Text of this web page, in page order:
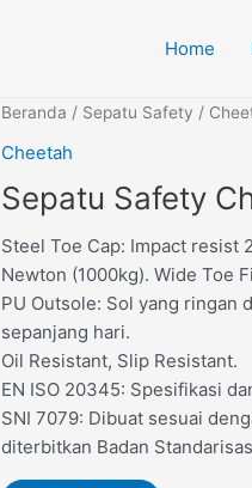
Home
Beranda / Sepatu Safety /
Cheetah
Sepatu Safety
Steel Toe Cap: Impact resist
Newton (1000kg). Wide Toe
PU Outsole: Sol yang ringan
sepanjang hari.
Oil Resistant, Slip Resistant.
EN ISO 20345: Spesifikasi
SNI 7079: Dibuat sesuai
diterbitkan Badan